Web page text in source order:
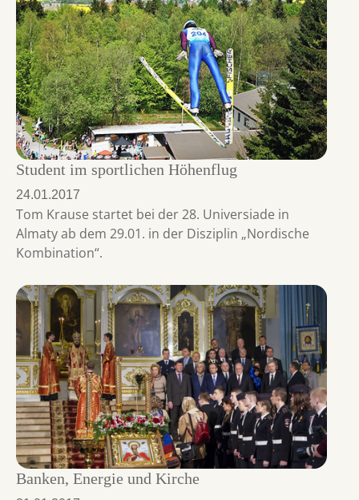
Student im sportlichen Höhenflug
24.01.2017
Tom Krause startet bei der 28. Universiade in
Almaty ab dem 29.01. in der Disziplin „Nordische
Kombination“.
Banken, Energie und Kirche